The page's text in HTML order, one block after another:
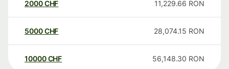
2000CHF 11,229.66 RON
5000CHF 28,074.15 RON
10000 CHF 56,148.30 RON